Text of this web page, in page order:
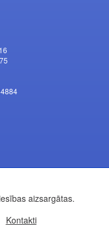
aizsargātas.
Kontakti